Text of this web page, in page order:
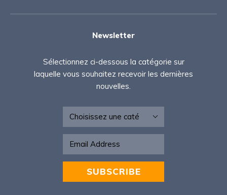
Newsletter
Sélectionnez ci-dessous la catégorie sur
laquelle vous souhaitez recevoir les dernières
nouvelles.
Newsletter - FR
SUBSCRIBE